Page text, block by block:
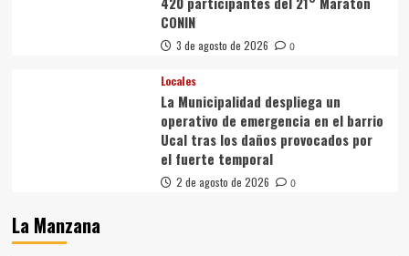
CONIN
3 de agosto de 2026 0
Locales
La Municipalidad despliega un
operativo de emergencia en el barrio
Ucal tras los daños provocados por
el fuerte temporal
2 de agosto de 2026 0
La Manzana